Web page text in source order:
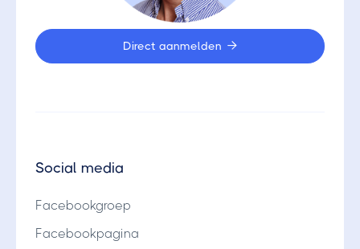
Direct aanmelden 
Social media
Facebookgroep
Facebookpagina